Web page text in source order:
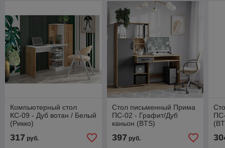
Компьютерный стол
КС-09 - Дуб вотан / Белый
(Рикко)
317 руб.
Стол письменный Прима
ПС-02 - Графит/Дуб
каньон (BTS)
397 руб.